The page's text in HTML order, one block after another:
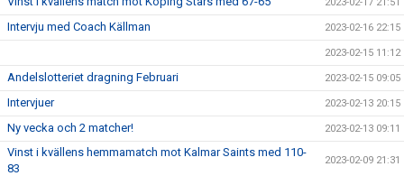
Intervju med Coach Källman 2023-02-16 22:15
2023-02-15 11:12
Andelslotteriet dragning Februari 2023-02-15 09:05
Intervjuer 2023-02-13 20:15
Ny vecka och 2 matcher! 2023-02-13 09:11
Vinst i kvällens hemmamatch mot Kalmar Saints med 110-
83
2023-02-09 21:31